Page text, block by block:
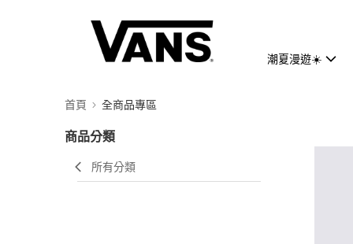
潮夏漫遊☀️
首頁 全商品專區
商品分類
所有分類